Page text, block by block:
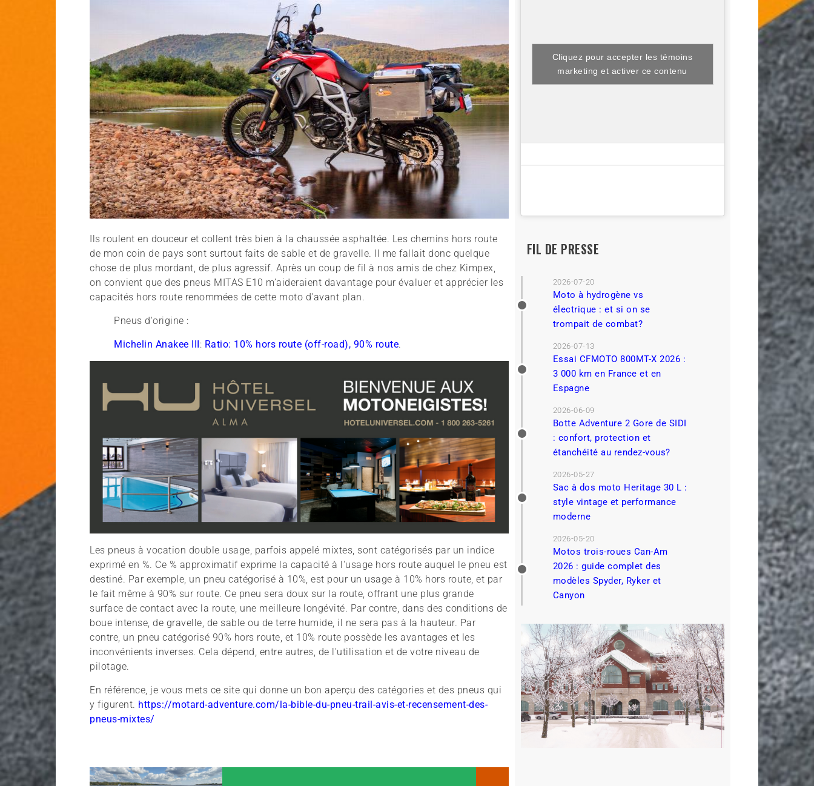
Ils roulent en douceur et collent très bien à la chaussée asphaltée. Les chemins hors route
de mon coin de pays sont surtout faits de sable et de gravelle. Il me fallait donc quelque
chose de plus mordant, de plus agressif. Après un coup de fil à nos amis de chez Kimpex,
on convient que des pneus MITAS E10 m’aideraient davantage pour évaluer et apprécier les
capacités hors route renommées de cette moto d'avant plan.
Pneus d'origine :
Michelin Anakee III : Ratio: 10% hors route (off-road), 90% route.
Les pneus à vocation double usage, parfois appelé mixtes, sont catégorisés par un indice
exprimé en %. Ce % approximatif exprime la capacité à l'usage hors route auquel le pneu est
destiné. Par exemple, un pneu catégorisé à 10%, est pour un usage à 10% hors route, et par
le fait même à 90% sur route. Ce pneu sera doux sur la route, offrant une plus grande
surface de contact avec la route, une meilleure longévité. Par contre, dans des conditions de
boue intense, de gravelle, de sable ou de terre humide, il ne sera pas à la hauteur. Par
contre, un pneu catégorisé 90% hors route, et 10% route possède les avantages et les
inconvénients inverses. Cela dépend, entre autres, de l'utilisation et de votre niveau de
pilotage.
En référence, je vous mets ce site qui donne un bon aperçu des catégories et des pneus qui
y figurent. https://motard-adventure.com/la-bible-du-pneu-trail-avis-et-recensement-des-
pneus-mixtes/
Cliquez pour accepter les témoins
marketing et activer ce contenu
FIL DE PRESSE
2026-07-20
Moto à hydrogène vs
électrique : et si on se
trompait de combat?
2026-07-13
Essai CFMOTO 800MT-X 2026 :
3 000 km en France et en
Espagne
2026-06-09
Botte Adventure 2 Gore de SIDI
: confort, protection et
étanchéité au rendez-vous?
2026-05-27
Sac à dos moto Heritage 30 L :
style vintage et performance
moderne
2026-05-20
Motos trois-roues Can-Am
2026 : guide complet des
modèles Spyder, Ryker et
Canyon